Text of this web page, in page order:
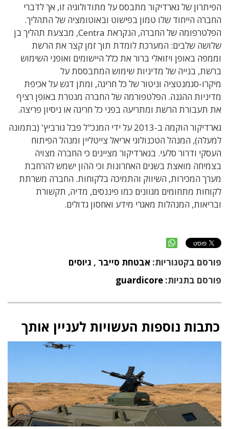
הפיתרון של גארדיקור מתבסס על מתודולוגיה זו, אך לדברי
החברה הייחוד שלו טמון בפישוט ובאוטומציה של התהליך.
הפלטרפומה של החברה, הנקראת Centra, מבצעת תהליך בן
שלושה שלבים: המערכת לומדת תוך זמן קצר את הרשת
וממפה באופן ויזואלי ברור את כלל היישומים ואופני השימוש
ברשת, בנייה של מדיניות שימוש המתבססת על
מיקרו-סגמנטציה וניטור של כל חריגה, ומתן דגש על אכיפת
מדיניות ההגנה. הפלטפורמה של החברה מנטרת באופן רציף
את תעבורת הרשת ומתריעה בפני כל חריגה או ניסיון פריצה.
גארדיקור הוקמה ב-2013 על ידי המנכ"ל פבל גורביץ' (בתמונה
למעלה), המנהל הטכנולוגי אריאל צייטליין ומנהל הפיתוח
העסקי ודרור סלעי. בגארדיקור מציינים כי החברה מצויה
בצמיחה מואצת בשנים האחרונות וכי ההון ישמש להרחבת
מערך המכירות, השיווק והתמיכה בלקוחות. החברה משרתת
לקוחות מתחומים מגוונים כמו פיננסים, מדיה, תקשורת
ובריאות, המנהלות מאגרי מידע ואחסון גדולים.
פורסם בקטגוריות: אבטחת סייבר , גיוסים
פורסם בתגיות: guardicore
כתבות נוספות העשויות לעניין אותך